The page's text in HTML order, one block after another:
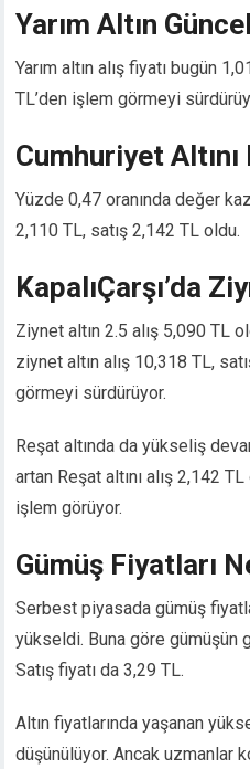
Hacklink panel
Hacklink panel
Hacklink panel
Hacklink panel
Hacklink panel
Hacklink panel
Hacklink panel
Hacklink panel
Hacklink panel
Hacklink panel
Hacklink panel
Illuminati
Hacklink
Hacklink Panel
Hacklink panel
Hacklink Panel
Hacklink Panel
Masal Oku
Hacklink panel
Hacklink panel
Yarım Altın
Yarım altın alış fiyatı bugün
TL’den işlem görmeyi
Cumhuriyet Altını
Yüzde 0,47 oranında değer
2,110 TL, satış 2,142 TL oldu.
KapalıÇarşı’da
Ziynet altın 2.5 alış 5,090 TL
ziynet altın alış 10,318 TL,
görmeyi sürdürüyor.
Reşat altında da yükseliş
artan Reşat altını alış 2,142
işlem görüyor.
Gümüş Fiyatları
Serbest piyasada gümüş
yükseldi. Buna göre gümüşün
Satış fiyatı da 3,29 TL.
Altın fiyatlarında yaşanan
düşünülüyor. Ancak uzmanlar